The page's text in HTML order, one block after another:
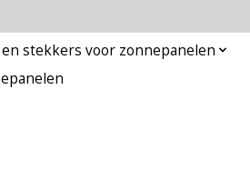
en stekkers voor zonnepanelen